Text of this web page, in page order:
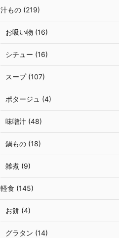
汁もの (219)
お吸い物 (16)
シチュー (16)
スープ (107)
ポタージュ (4)
味噌汁 (48)
鍋もの (18)
雑煮 (9)
軽食 (145)
お餅 (4)
グラタン (14)